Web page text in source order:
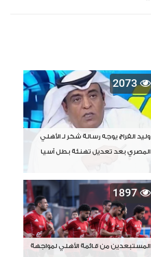
2073
وليد الفراج يوجه رسالة شكر لـ الأهلي
المصري بعد تعديل تهنئة بطل آسيا
1897
المستبعدين من قائمة الأهلي لمواجهة